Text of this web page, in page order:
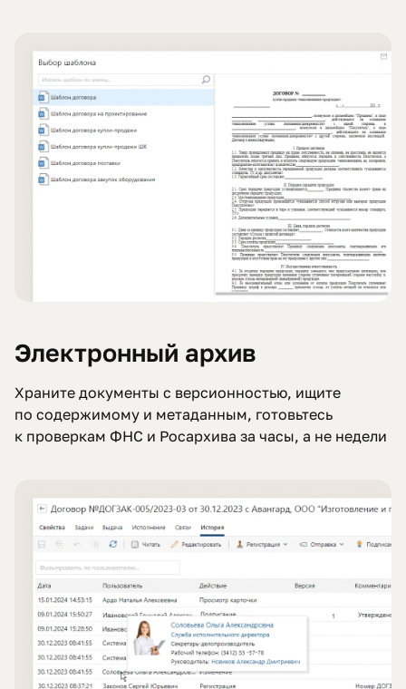
Электронный архив
Храните документы с версионностью, ищите
по содержимому и метаданным, готовьтесь
к проверкам ФНС и Росархива за часы, а не недели